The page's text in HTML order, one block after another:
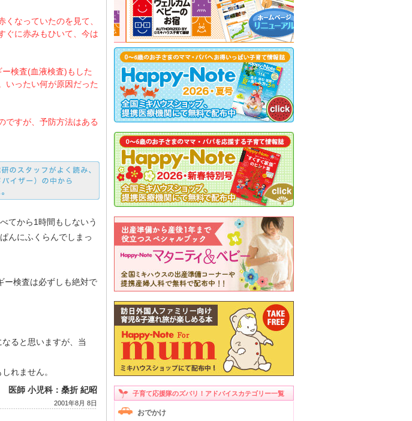
なっていたのを見て、
ぐに赤みもひいて、今は
検査(血液検査)もした
いったい何が原因だった
ですが、予防方法はある
てから1時間もしないう
んにふくらんでしまっ
ー検査は必ずしも絶対で
ると思いますが、当
れません。
医師 小児科：桑折 紀昭
2001年8月 8日
子育て応援隊のズバリ！アドバイスカテゴリー一覧
おでかけ